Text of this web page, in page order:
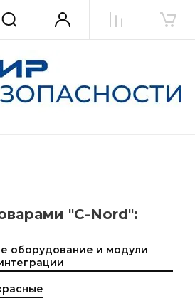
"C-Nord":
оборудование и модули